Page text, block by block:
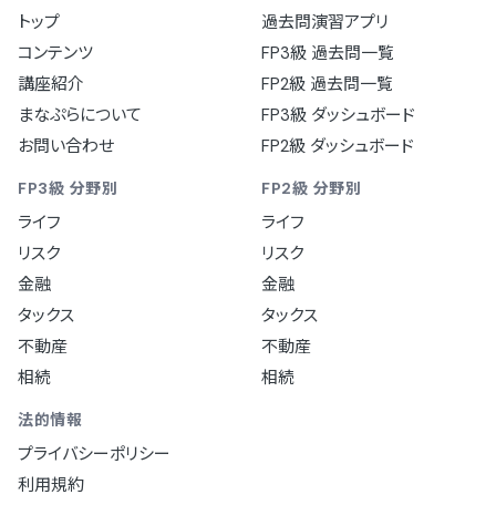
トップ
コンテンツ
講座紹介
まなぷらについて
お問い合わせ
過去問演習アプリ
FP3級 過去問一覧
FP2級 過去問一覧
FP3級 ダッシュボード
FP2級 ダッシュボード
FP3級 分野別
ライフ
リスク
金融
タックス
不動産
相続
FP2級 分野別
ライフ
リスク
金融
タックス
不動産
相続
法的情報
プライバシーポリシー
利用規約